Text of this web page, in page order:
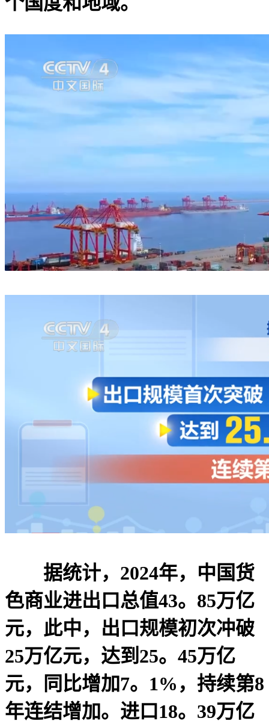
据统计，2024年，中国货
色商业进出口总值43。85万亿
元，此中，出口规模初次冲破
25万亿元，达到25。45万亿
元，同比增加7。1%，持续第8
年连结增加。进口18。39万亿